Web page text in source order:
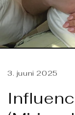
3. juuni 2025